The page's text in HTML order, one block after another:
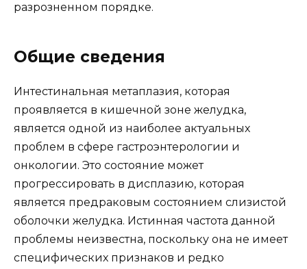
разрозненном порядке.
Общие сведения
Интестинальная метаплазия, которая
проявляется в кишечной зоне желудка,
является одной из наиболее актуальных
проблем в сфере гастроэнтерологии и
онкологии. Это состояние может
прогрессировать в дисплазию, которая
является предраковым состоянием слизистой
оболочки желудка. Истинная частота данной
проблемы неизвестна, поскольку она не имеет
специфических признаков и редко